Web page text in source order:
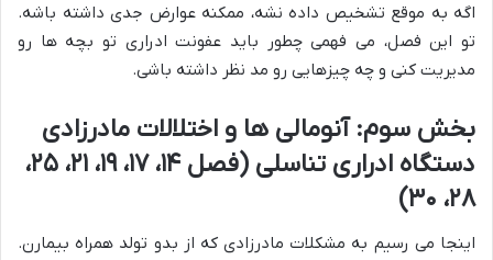
اگه به موقع تشخیص داده نشه، ممکنه عوارض جدی داشته باشه.
تو این فصل، می فهمی چطور باید عفونت ادراری تو بچه ها رو
مدیریت کنی و چه چیزهایی رو مد نظر داشته باشی.
بخش سوم: آنومالی ها و اختلالات مادرزادی
دستگاه ادراری تناسلی (فصل ۱۴، ۱۷، ۱۹، ۲۱، ۲۵،
۲۸، ۳۰)
اینجا می رسیم به مشکلات مادرزادی که از بدو تولد همراه بیمارن.